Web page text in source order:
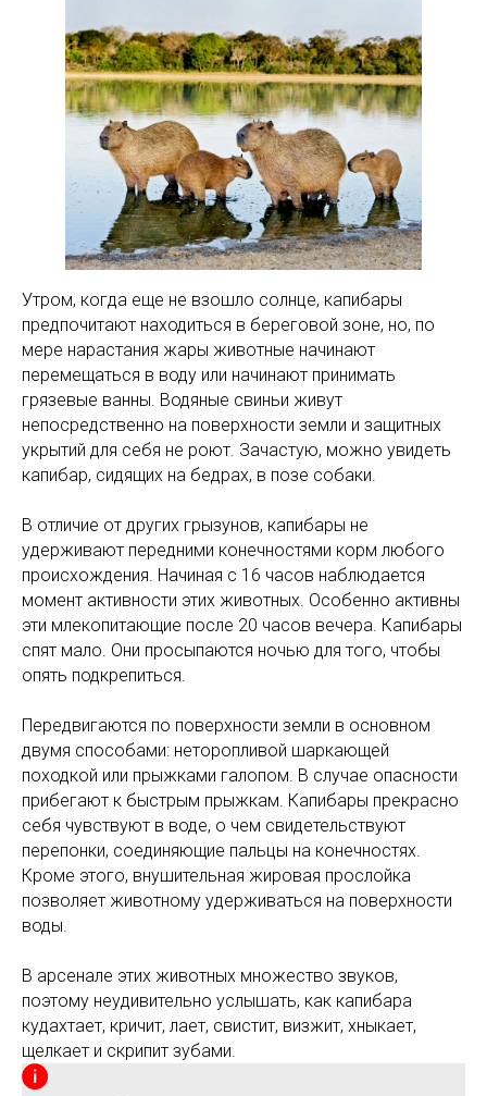
Утром, когда еще не взошло солнце, капибары
предпочитают находиться в береговой зоне, но, по
мере нарастания жары животные начинают
перемещаться в воду или начинают принимать
грязевые ванны. Водяные свиньи живут
непосредственно на поверхности земли и защитных
укрытий для себя не роют. Зачастую, можно увидеть
капибар, сидящих на бедрах, в позе собаки.
В отличие от других грызунов, капибары не
удерживают передними конечностями корм любого
происхождения. Начиная с 16 часов наблюдается
момент активности этих животных. Особенно активны
эти млекопитающие после 20 часов вечера. Капибары
спят мало. Они просыпаются ночью для того, чтобы
опять подкрепиться.
Передвигаются по поверхности земли в основном
двумя способами: неторопливой шаркающей
походкой или прыжками галопом. В случае опасности
прибегают к быстрым прыжкам. Капибары прекрасно
себя чувствуют в воде, о чем свидетельствуют
перепонки, соединяющие пальцы на конечностях.
Кроме этого, внушительная жировая прослойка
позволяет животному удерживаться на поверхности
воды.
В арсенале этих животных множество звуков,
поэтому неудивительно услышать, как капибара
кудахтает, кричит, лает, свистит, визжит, хныкает,
щелкает и скрипит зубами.